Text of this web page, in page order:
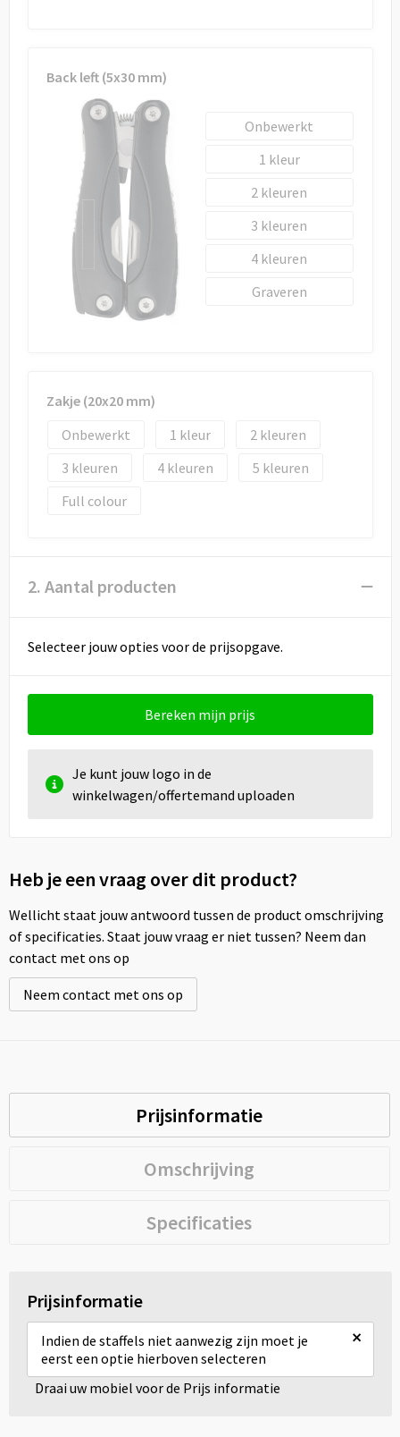
Back left (5x30 mm)
Onbewerkt
1
2
3
4
Graveren
Zakje (20x20 mm)
Onbewerkt
1
2
3
4
5
Full colour
2. Aantal producten
Selecteer jouw opties voor de prijsopgave.
Bereken mijn prijs
Je kunt jouw logo in de
winkelwagen/offertemand uploaden
Heb je een vraag over dit product?
Wellicht staat jouw antwoord tussen de product omschrijving
of specificaties. Staat jouw vraag er niet tussen? Neem dan
contact met ons op
Neem contact met ons op
Prijsinformatie
Omschrijving
Specificaties
Prijsinformatie
Indien de staffels niet aanwezig zijn moet je
eerst een optie hierboven selecteren
×
Draai uw mobiel voor de Prijs informatie